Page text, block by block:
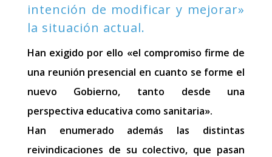
intención de modificar y mejorar»
la situación actual.
Han exigido por ello «el compromiso firme de
una reunión presencial en cuanto se forme el
nuevo Gobierno, tanto desde una
perspectiva educativa como sanitaria».
Han enumerado además las distintas
reivindicaciones de su colectivo, que pasan